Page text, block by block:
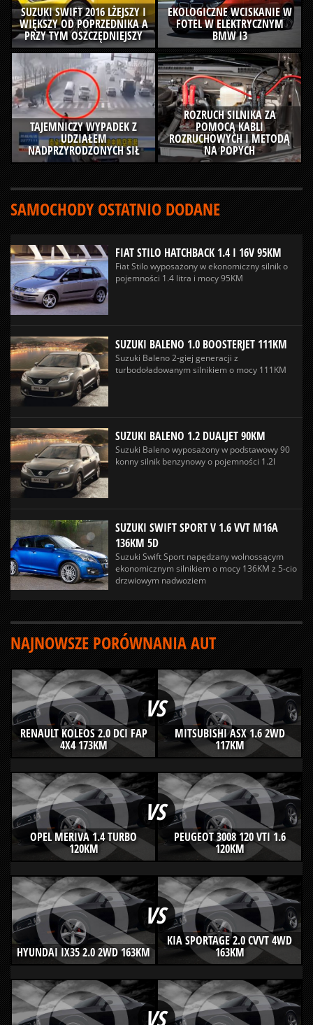
SUZUKI SWIFT 2016 LŻEJSZY I
WIĘKSZY OD POPRZEDNIKA A
PRZY TYM OSZCZĘDNIEJSZY
EKOLOGICZNE WCISKANIE W
FOTEL W ELEKTRYCZNYM
BMW I3
TAJEMNICZY WYPADEK Z
UDZIAŁEM
NADPRZYRODZONYCH SIŁ
ROZRUCH SILNIKA ZA
POMOCĄ KABLI
ROZRUCHOWYCH I METODĄ
NA POPYCH
SAMOCHODY OSTATNIO DODANE
FIAT STILO HATCHBACK 1.4 I 16V 95KM
Fiat Stilo wyposażony w ekonomiczny silnik o
pojemności 1.4 litra i mocy 95KM
SUZUKI BALENO 1.0 BOOSTERJET 111KM
Suzuki Baleno 2-giej generacji z
turbodoładowanym silnikiem o mocy 111KM
SUZUKI BALENO 1.2 DUALJET 90KM
Suzuki Baleno wyposażony w podstawowy 90
konny silnik benzynowy o pojemności 1.2l
SUZUKI SWIFT SPORT V 1.6 VVT M16A
136KM 5D
Suzuki Swift Sport napędzany wolnossącym
ekonomicznym silnikiem o mocy 136KM z 5-cio
drzwiowym nadwoziem
NAJNOWSZE PORÓWNANIA AUT
RENAULT KOLEOS 2.0 DCI FAP
4X4 173KM
MITSUBISHI ASX 1.6 2WD
117KM
VS
OPEL MERIVA 1.4 TURBO
120KM
PEUGEOT 3008 120 VTI 1.6
120KM
VS
HYUNDAI IX35 2.0 2WD 163KM
KIA SPORTAGE 2.0 CVVT 4WD
163KM
VS
VS